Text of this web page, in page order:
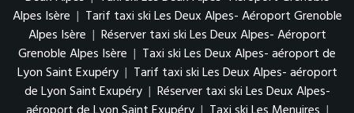
Alpes Isère | Tarif taxi ski Les Deux Alpes- Aéroport Grenoble
Alpes Isère | Réserver taxi ski Les Deux Alpes- Aéroport
Grenoble Alpes Isère | Taxi ski Les Deux Alpes- aéroport de
Lyon Saint Exupéry | Tarif taxi ski Les Deux Alpes- aéroport
de Lyon Saint Exupéry | Réserver taxi ski Les Deux Alpes-